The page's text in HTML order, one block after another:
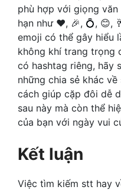
phù hợp với giọng
hạn như ❤️, 🎉, 💍, 😊,
emoji có thể gây hiểu
không khí trang trọng
có hashtag riêng, hãy
những chia sẻ khác
cách giúp cặp đôi dễ
sau này mà còn thể
của bạn với ngày vui
Kết luận
Việc tìm kiếm stt hay